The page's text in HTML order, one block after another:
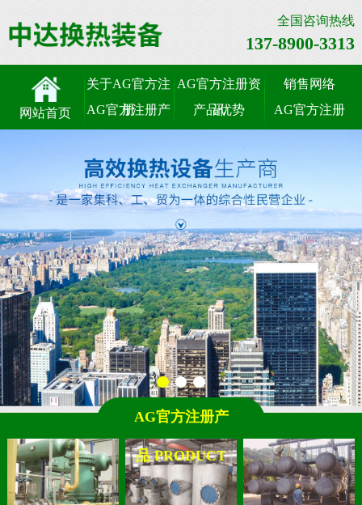
全国咨询热线
137-8900-3313
网站首页
关于AG官方注
册
AG官方注册产
AG官方注册资
讯
产品优势
销售网络
AG官方注册
AG官方注册产
品 PRODUCT